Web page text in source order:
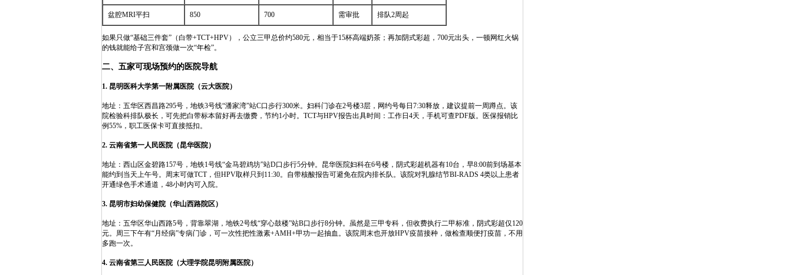
盆腔MRI平扫 850 700 需审批 排队2周起
如果只做“基础三件套”（白带+TCT+HPV），公立三甲总价约580元，相当于15杯高端奶茶；再加阴式彩超，700元出头，一顿网红火锅
的钱就能给子宫和宫颈做一次“年检”。
二、五家可现场预约的医院导航
1. 昆明医科大学第一附属医院（云大医院）
地址：五华区西昌路295号，地铁3号线“潘家湾”站C口步行300米。妇科门诊在2号楼3层，网约号每日7:30释放，建议提前一周蹲点。该
院检验科排队极长，可先把白带标本留好再去缴费，节约1小时。TCT与HPV报告出具时间：工作日4天，手机可查PDF版。医保报销比
例55%，职工医保卡可直接抵扣。
2. 云南省第一人民医院（昆华医院）
地址：西山区金碧路157号，地铁1号线“金马碧鸡坊”站D口步行5分钟。昆华医院妇科在6号楼，阴式彩超机器有10台，早8:00前到场基本
能约到当天上午号。周末可做TCT，但HPV取样只到11:30。自带核酸报告可避免在院内排长队。该院对乳腺结节BI-RADS 4类以上患者
开通绿色手术通道，48小时内可入院。
3. 昆明市妇幼保健院（华山西路院区）
地址：五华区华山西路5号，背靠翠湖，地铁2号线“穿心鼓楼”站B口步行8分钟。虽然是三甲专科，但收费执行二甲标准，阴式彩超仅120
元。周三下午有“月经病”专病门诊，可一次性把性激素+AMH+甲功一起抽血。该院周末也开放HPV疫苗接种，做检查顺便打疫苗，不用
多跑一次。
4. 云南省第三人民医院（大理学院昆明附属医院）